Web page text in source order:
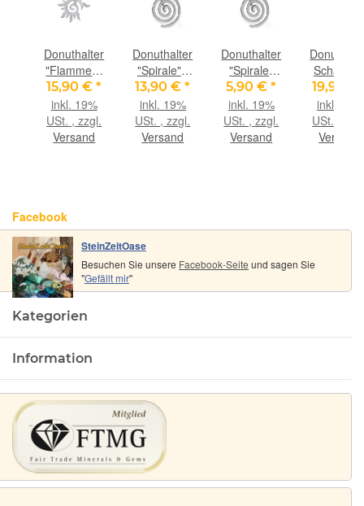
Donuthalter
"Flammen-
Spirale"
925iger
Silber, matt
für 30 - 40
15,90 €*
inkl. 19%
USt. , zzgl.
Versand
Donuthalter
"Spirale" -
925iger
Silber
glänzend
für 30 mm
13,90 €*
inkl. 19%
USt. , zzgl.
Versand
Donuthalter
"Spirale"
Messing
versilbert
glänzend -
für 30 mm
5,90 €*
inkl. 19%
USt. , zzgl.
Versand
Clip
925iger
Silber,
19,90 €
inkl. 19%
USt. ,
Versand
Facebook
SteinZeitOase
Besuchen Sie unsere Facebook-Seite und sagen Sie
"Gefällt mir"
Kategorien
Information